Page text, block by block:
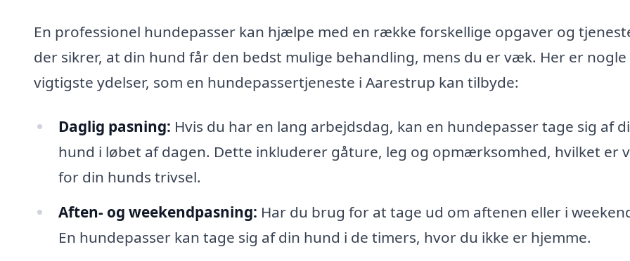
En professionel hundepasser kan hjælpe med en række forskellige opgaver og
der sikrer, at din hund får den bedst mulige behandling, mens du er væk. Her er nogle
vigtigste ydelser, som en hundepassertjeneste i Aarestrup kan tilbyde:
Daglig pasning: Hvis du har en lang arbejdsdag, kan en hundepasser tage sig af
hund i løbet af dagen. Dette inkluderer gåture, leg og opmærksomhed, hvilket er
for din hunds trivsel.
Aften- og weekendpasning: Har du brug for at tage ud om aftenen eller i
En hundepasser kan tage sig af din hund i de timers, hvor du ikke er hjemme.